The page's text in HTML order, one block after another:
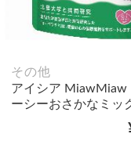
その他
アイシア MiawMiaw
ーシーおさかなミッ